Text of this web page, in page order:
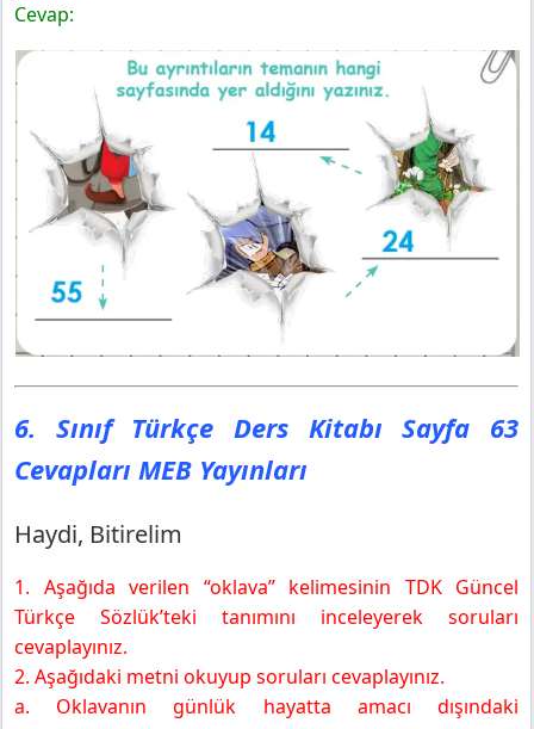
Cevap:
6. Sınıf Türkçe Ders Kitabı Sayfa 63
Cevapları MEB Yayınları
Haydi, Bitirelim
1. Aşağıda verilen “oklava” kelimesinin TDK Güncel
Türkçe Sözlük’teki tanımını inceleyerek soruları
cevaplayınız.
2. Aşağıdaki metni okuyup soruları cevaplayınız.
a. Oklavanın günlük hayatta amacı dışındaki